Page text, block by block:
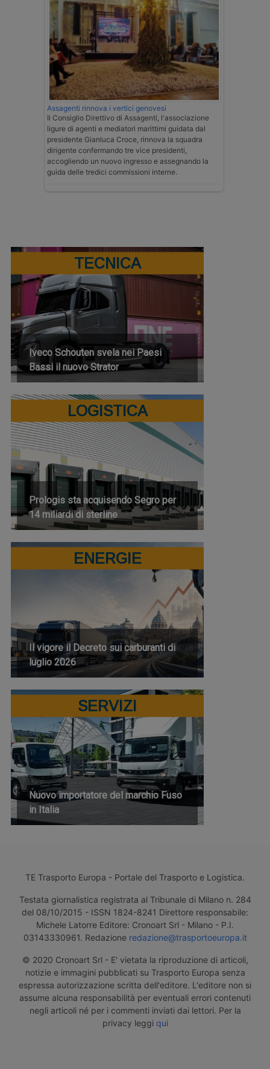
Assagenti rinnova i vertici genovesi
Il Consiglio Direttivo di Assagenti, l'associazione
ligure di agenti e mediatori marittimi guidata dal
presidente Gianluca Croce, rinnova la squadra
dirigente confermando tre vice presidenti,
accogliendo un nuovo ingresso e assegnando la
guida delle tredici commissioni interne.
TECNICA
Iveco Schouten svela nei Paesi
Bassi il nuovo Strator
LOGISTICA
Prologis sta acquisendo Segro per
14 miliardi di sterline
ENERGIE
Il vigore il Decreto sui carburanti di
luglio 2026
SERVIZI
Nuovo importatore del marchio Fuso
in Italia
TE Trasporto Europa - Portale del Trasporto e Logistica.
Testata giornalistica registrata al Tribunale di Milano n. 284
del 08/10/2015 - ISSN 1824-8241 Direttore responsabile:
Michele Latorre Editore: Cronoart Srl - Milano - P.I.
03143330961. Redazione redazione@trasportoeuropa.it
© 2020 Cronoart Srl - E' vietata la riproduzione di articoli,
notizie e immagini pubblicati su Trasporto Europa senza
espressa autorizzazione scritta dell'editore. L'editore non si
assume alcuna responsabilità per eventuali errori contenuti
negli articoli né per i commenti inviati dai lettori. Per la
privacy leggi qui